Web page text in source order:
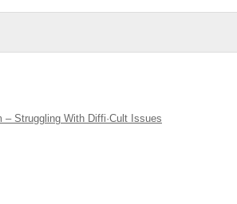
– Struggling With Diffi·Cult Issues